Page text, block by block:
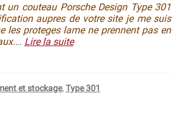
un couteau Porsche Design Type 301
aupres de votre site je me suis
les proteges lame ne prennent pas en
… Lire la suite
et stockage, Type 301